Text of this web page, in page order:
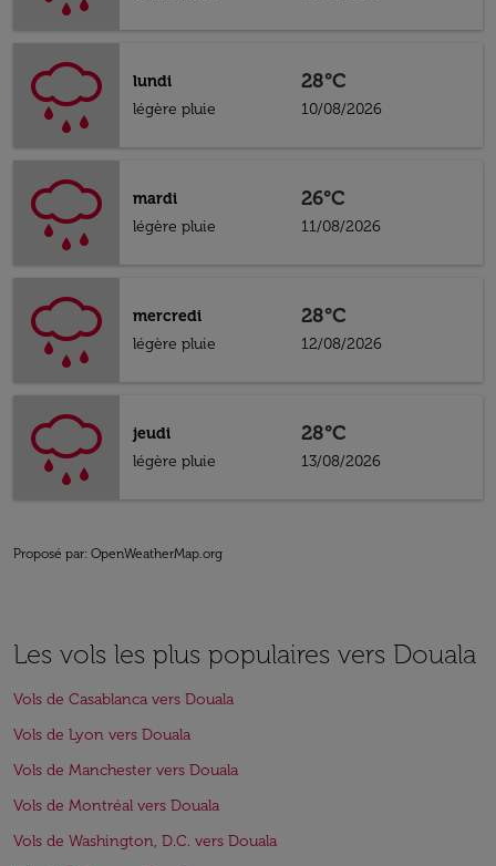
lundi
légère pluie
28°C
10/08/2026
mardi
légère pluie
26°C
11/08/2026
mercredi
légère pluie
28°C
12/08/2026
jeudi
légère pluie
28°C
13/08/2026
Proposé par: OpenWeatherMap.org
Les vols les plus populaires vers Douala
Vols de Casablanca vers Douala
Vols de Lyon vers Douala
Vols de Manchester vers Douala
Vols de Montréal vers Douala
Vols de Washington, D.C. vers Douala